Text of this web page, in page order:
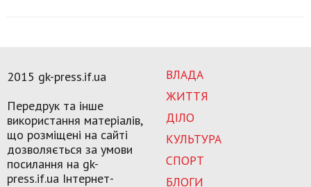
ВЛАДА
ЖИТТЯ
ДІЛО
КУЛЬТУРА
СПОРТ
БЛОГИ
2015 gk-press.if.ua
Передрук та інше
використання матеріалів,
що розміщені на сайті
дозволяється за умови
посилання на gk-
press.if.ua Інтернет-